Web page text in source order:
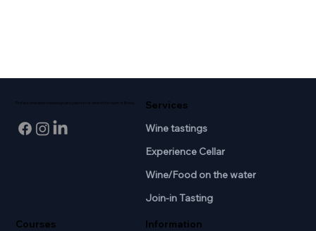
Professional wine knowledge and passion for wine in the heart of Breda.
Courses
Services
Wine tastings
Experience Cellar
Wine/Food on the water
Join-in Tasting
Information